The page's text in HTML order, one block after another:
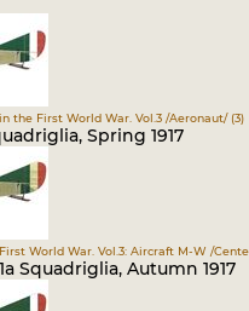
the First World War. Vol.3 /Aeronaut/ (3)
Spring 1917
World War. Vol.3: Aircraft M-W /
Squadriglia, Autumn 1917